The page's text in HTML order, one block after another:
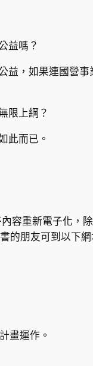
益嗎？
益，如果連國營事
限上綱？
此而已。
容重新電子化，
的朋友可到以下網
畫運作。